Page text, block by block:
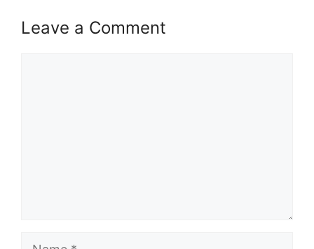
Leave a Comment
Name